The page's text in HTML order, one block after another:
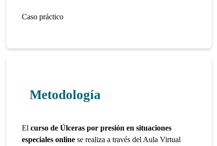
Caso práctico
Metodología
Elcurso de Úlceras por presión en situaciones
especiales online se realiza a través del Aula Virtual